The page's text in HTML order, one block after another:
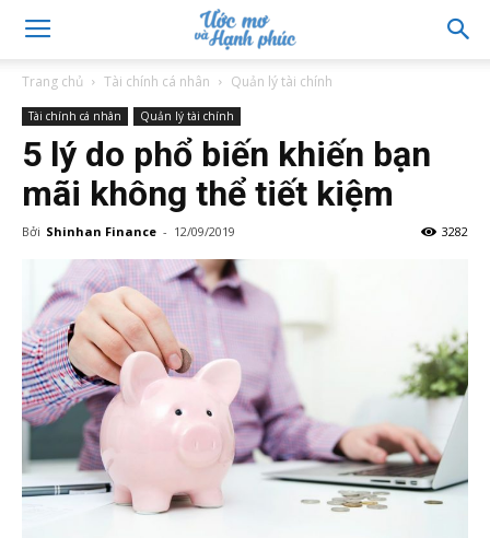
Trang chủ Tài chính cá nhân Quản lý tài chính
Tài chính cá nhân Quản lý tài chính
5 lý do phổ biến khiến bạn
mãi không thể tiết kiệm
Bởi Shinhan Finance - 12/09/2019 3282